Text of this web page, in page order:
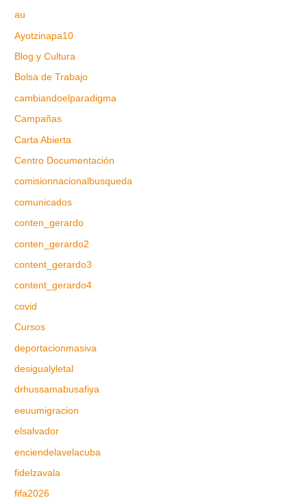
au
Ayotzinapa10
Blog y Cultura
Bolsa de Trabajo
cambiandoelparadigma
Campañas
Carta Abierta
Centro Documentación
comisionnacionalbusqueda
comunicados
conten_gerardo
conten_gerardo2
content_gerardo3
content_gerardo4
covid
Cursos
deportacionmasiva
desigualyletal
drhussamabusafiya
eeuumigracion
elsalvador
enciendelavelacuba
fidelzavala
fifa2026